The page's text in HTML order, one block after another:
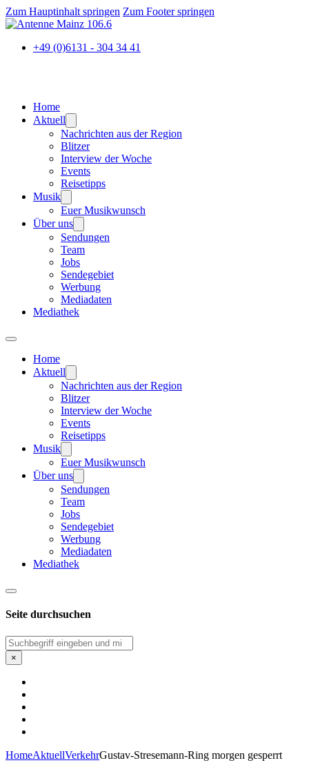
Zum Hauptinhalt springen Zum Footer springen
+49 (0)6131 - 304 34 41
Home
Aktuell
Nachrichten aus der Region
Blitzer
Interview der Woche
Events
Reisetipps
Musik
Euer Musikwunsch
Über uns
Sendungen
Team
Jobs
Sendegebiet
Werbung
Mediadaten
Mediathek
Home
Aktuell
Nachrichten aus der Region
Blitzer
Interview der Woche
Events
Reisetipps
Musik
Euer Musikwunsch
Über uns
Sendungen
Team
Jobs
Sendegebiet
Werbung
Mediadaten
Mediathek
Seite durchsuchen
Suchen
×
HomeAktuellVerkehrGustav-Stresemann-Ring morgen gesperrt